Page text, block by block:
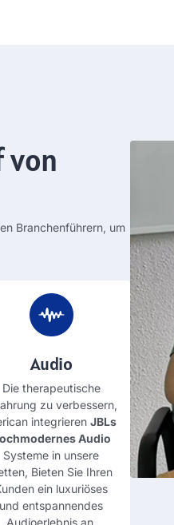
von
Branchenführern, um
Audio
Die therapeutische
zu verbessern,
integrierenJBLs
Audio
Systeme in unsere
Bieten Sie Ihren
ein luxuriöses
und entspannendes